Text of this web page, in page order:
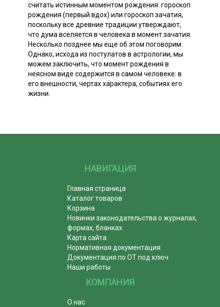
считать истинным моментом рождения: гороскоп
рождения (первый вдох) или гороскоп зачатия,
поскольку все древние традиции утверждают,
что дума вселяется в человека в момент зачатия.
Несколько позднее мы еще об этом поговорим.
Однако, исхода из постулатов в астрологии, мы
можем заключить, что момент рождения в
неясном виде содержится в самом человеке: в
его внешности, чертах характера, событиях его
жизни.
НАВИГАЦИЯ
Главная страница
Каталог товаров
Корзина
Новинки законодательства о журналах,
формах, бланках
Карта сайта
Нормативная документация
Документация по ОТ под ключ
Наши работы
КОМПАНИЯ
О нас